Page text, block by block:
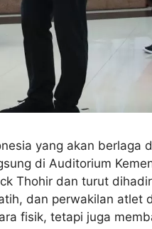
yang akan berlaga
di Auditorium
Thohir dan turut
dan perwakilan atlet
fisik, tetapi juga